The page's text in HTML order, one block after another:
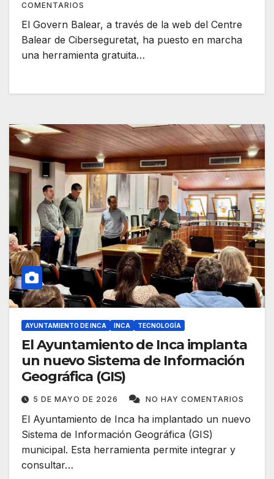
COMENTARIOS
El Govern Balear, a través de la web del Centre
Balear de Ciberseguretat, ha puesto en marcha
una herramienta gratuita…
AYUNTAMIENTO DE INCA INCA TECNOLOGÍA
El Ayuntamiento de Inca implanta
un nuevo Sistema de Información
Geográfica (GIS)
5 DE MAYO DE 2026 NO HAY COMENTARIOS
El Ayuntamiento de Inca ha implantado un nuevo
Sistema de Información Geográfica (GIS)
municipal. Esta herramienta permite integrar y
consultar…